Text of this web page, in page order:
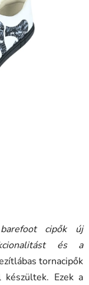
cipők új
és a
tornacipők
készültek. Ezek a